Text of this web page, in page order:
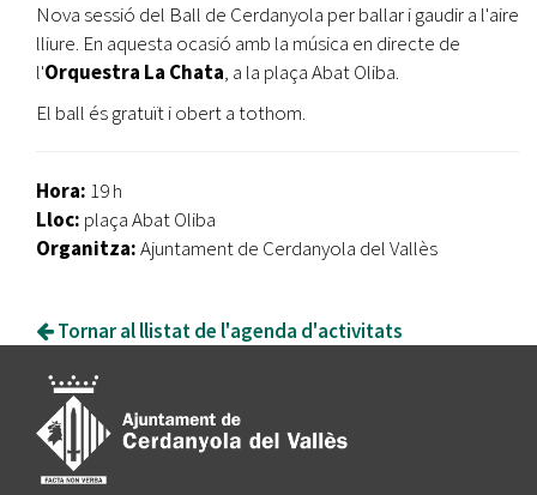
Nova sessió del Ball de Cerdanyola per ballar i gaudir a l'aire
lliure. En aquesta ocasió amb la música en directe de
l'Orquestra La Chata, a la plaça Abat Oliba.
El ball és gratuït i obert a tothom.
Hora: 19 h
Lloc: plaça Abat Oliba
Organitza:Ajuntament de Cerdanyola del Vallès
Tornar al llistat de l'agenda d'activitats